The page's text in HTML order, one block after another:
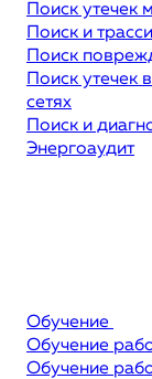
Поиск
Поиск и
Поиск
Поиск
сетях
Поиск и
Энергоаудит
Обучение
Обучение
Обучение